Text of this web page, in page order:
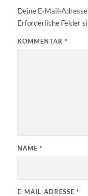
Deine E-Mail-
Erforderliche Felder
KOMMENTAR *
NAME *
E-MAIL-ADRESSE *